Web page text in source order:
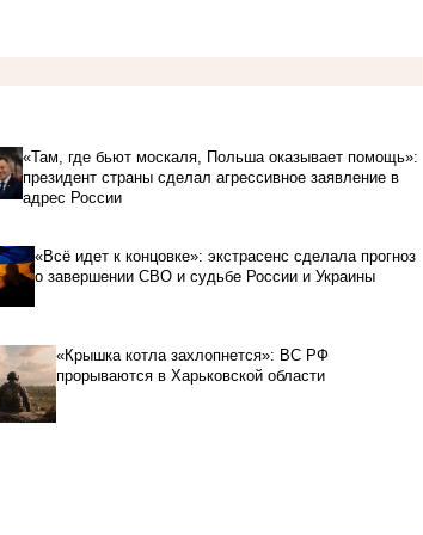
«Там, где бьют москаля, Польша оказывает помощь»:
президент страны сделал агрессивное заявление в
адрес России
«Всё идет к концовке»: экстрасенс сделала прогноз
о завершении СВО и судьбе России и Украины
«Крышка котла захлопнется»: ВС РФ
прорываются в Харьковской области